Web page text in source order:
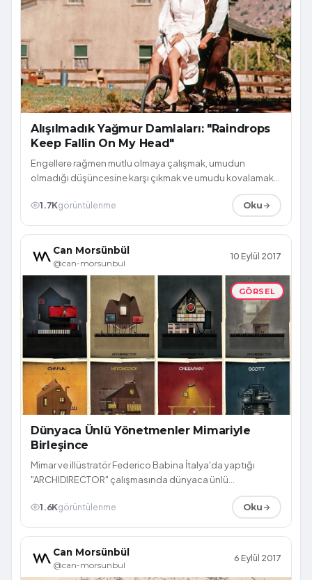
Alışılmadık Yağmur Damlaları: "Raindrops
Keep Fallin On My Head"
Engellere rağmen mutlu olmaya çalışmak, umudun
olmadığı düşüncesine karşı çıkmak ve umudu kovalamak,
1.7Kgörüntülenme Oku
Can Morsünbül
@can-morsunbul
10 Eylül 2017
GÖRSEL
Dünyaca Ünlü Yönetmenler Mimariyle
Birleşince
Mimar ve illüstratör Federico Babina İtalya'da yaptığı
"ARCHIDIRECTOR" çalışmasında dünyaca ünlü
1.6Kgörüntülenme Oku
Can Morsünbül
@can-morsunbul
6 Eylül 2017